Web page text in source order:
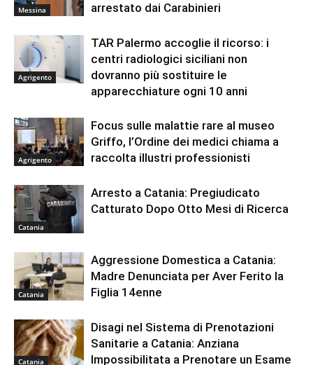
Messina
arrestato dai Carabinieri
Agrigento
TAR Palermo accoglie il ricorso: i
centri radiologici siciliani non
dovranno più sostituire le
apparecchiature ogni 10 anni
Agrigento
Focus sulle malattie rare al museo
Griffo, l’Ordine dei medici chiama a
raccolta illustri professionisti
Catania
Arresto a Catania: Pregiudicato
Catturato Dopo Otto Mesi di Ricerca
Catania
Aggressione Domestica a Catania:
Madre Denunciata per Aver Ferito la
Figlia 14enne
Catania
Disagi nel Sistema di Prenotazioni
Sanitarie a Catania: Anziana
Impossibilitata a Prenotare un Esame